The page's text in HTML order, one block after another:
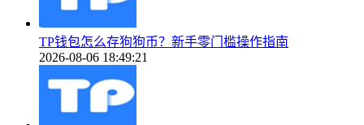
TP钱包怎么存狗狗币？新手零门槛操作指南
2026-08-06 18:49:21